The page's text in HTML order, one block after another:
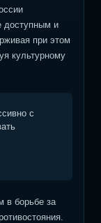
доступным и
при этом
культурному
с
в борьбе за